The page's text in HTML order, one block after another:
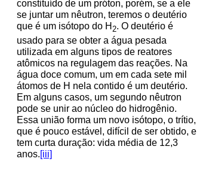
constituído de um próton, porém, se a ele
se juntar um nêutron, teremos o deutério
que é um isótopo do H 2. O deutério é
usado para se obter a água pesada
utilizada em alguns tipos de reatores
atômicos na regulagem das reações. Na
água doce comum, um em cada sete mil
átomos de H nela contido é um deutério.
Em alguns casos, um segundo nêutron
pode se unir ao núcleo do hidrogênio.
Essa união forma um novo isótopo, o trítio,
que é pouco estável, difícil de ser obtido, e
tem curta duração: vida média de 12,3
anos.[iii]